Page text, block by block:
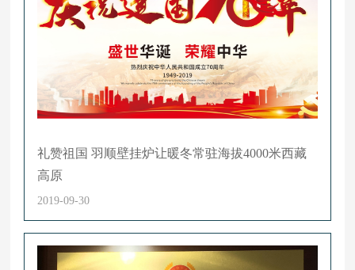
礼赞祖国 羽顺壁挂炉让暖冬常驻海拔4000米西藏
高原
2019-09-30